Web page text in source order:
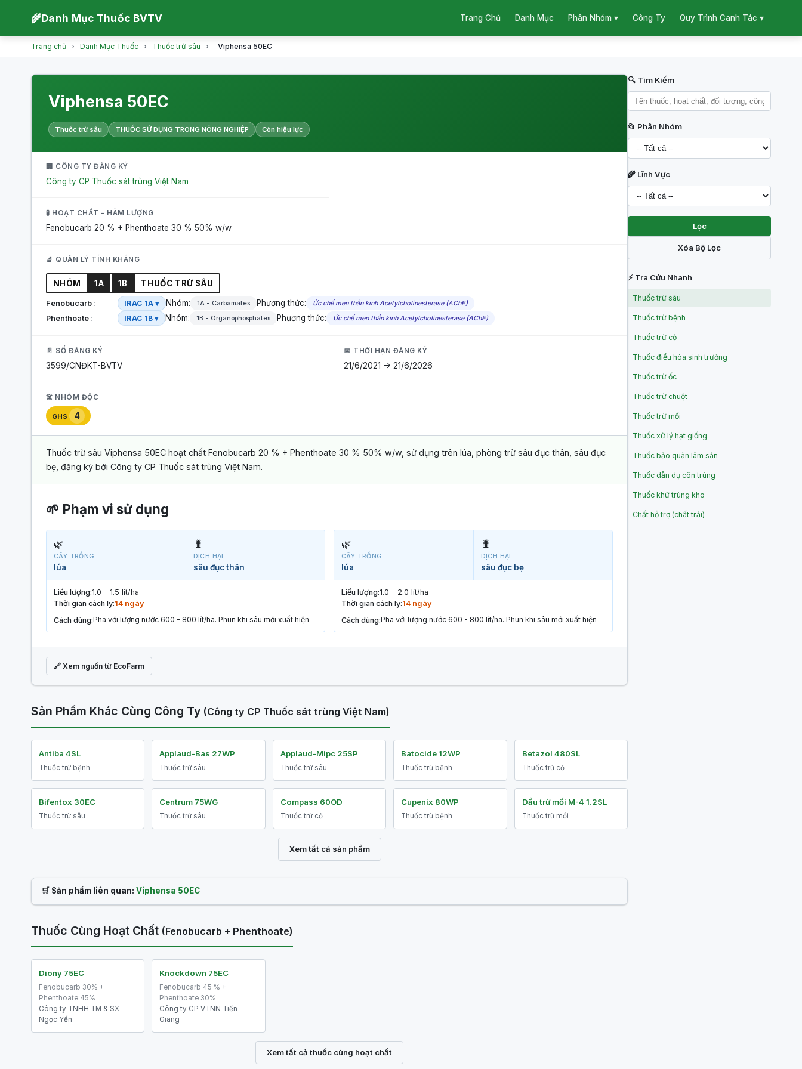
🌾Danh Mục Thuốc BVTV Trang Chủ Danh Mục Phân Nhóm ▾ Công Ty Quy Trình Canh Tác ▾
Trang chủ › Danh Mục Thuốc › Thuốc trừ sâu › Viphensa 50EC
Viphensa 50EC
Thuốc trừ sâu THUỐC SỬ DỤNG TRONG NÔNG NGHIỆP Còn hiệu lực
🏢 CÔNG TY ĐĂNG KÝ
Công ty CP Thuốc sát trùng Việt Nam
🧪 HOẠT CHẤT - HÀM LƯỢNG
Fenobucarb 20 % + Phenthoate 30 % 50% w/w
🔬 QUẢN LÝ TÍNH KHÁNG
NHÓM 1A 1B THUỐC TRỪ SÂU
Fenobucarb IRAC 1A ▾ Nhóm: 1A - Carbamates Phương thức: Ức chế men thần kinh Acetylcholinesterase (AChE)
Phenthoate IRAC 1B ▾ Nhóm: 1B - Organophosphates Phương thức: Ức chế men thần kinh Acetylcholinesterase (AChE)
📄 SỐ ĐĂNG KÝ
3599/CNĐKT-BVTV
📅 THỜI HẠN ĐĂNG KÝ
21/6/2021 -> 21/6/2026
☠️ NHÓM ĐỘC
GHS 4
Thuốc trừ sâu Viphensa 50EC hoạt chất Fenobucarb 20 % + Phenthoate 30 % 50% w/w, sử dụng trên lúa, phòng trừ sâu đục thân, sâu đục
bẹ, đăng ký bởi Công ty CP Thuốc sát trùng Việt Nam.
🌱 Phạm vi sử dụng
🌿
CÂY TRỒNG
lúa
🐛
DỊCH HẠI
sâu đục thân
Liều lượng:1.0 – 1.5 lít/ha
Thời gian cách ly:14 ngày
Cách dùng:Pha với lượng nước 600 - 800 lít/ha. Phun khi sâu mới xuất hiện
🌿
CÂY TRỒNG
lúa
🐛
DỊCH HẠI
sâu đục bẹ
Liều lượng:1.0 – 2.0 lít/ha
Thời gian cách ly:14 ngày
Cách dùng:Pha với lượng nước 600 - 800 lít/ha. Phun khi sâu mới xuất hiện
🔗 Xem nguồn từ EcoFarm
Sản Phẩm Khác Cùng Công Ty (Công ty CP Thuốc sát trùng Việt Nam)
Antiba 4SL
Thuốc trừ bệnh
Applaud-Bas 27WP
Thuốc trừ sâu
Applaud-Mipc 25SP
Thuốc trừ sâu
Batocide 12WP
Thuốc trừ bệnh
Betazol 480SL
Thuốc trừ cỏ
Bifentox 30EC
Thuốc trừ sâu
Centrum 75WG
Thuốc trừ sâu
Compass 60OD
Thuốc trừ cỏ
Cupenix 80WP
Thuốc trừ bệnh
Dầu trừ mối M-4 1.2SL
Thuốc trừ mối
Xem tất cả sản phẩm
🛒 Sản phẩm liên quan: Viphensa 50EC
Thuốc Cùng Hoạt Chất (Fenobucarb + Phenthoate)
Diony 75EC
Fenobucarb 30% +
Phenthoate 45%
Công ty TNHH TM & SX
Ngọc Yến
Knockdown 75EC
Fenobucarb 45 % +
Phenthoate 30%
Công ty CP VTNN Tiền
Giang
Xem tất cả thuốc cùng hoạt chất
🔍 Tìm Kiếm
📂 Phân Nhóm
🌾 Lĩnh Vực
Lọc
Xóa Bộ Lọc
⚡ Tra Cứu Nhanh
Thuốc trừ sâu
Thuốc trừ bệnh
Thuốc trừ cỏ
Thuốc điều hòa sinh trưởng
Thuốc trừ ốc
Thuốc trừ chuột
Thuốc trừ mối
Thuốc xử lý hạt giống
Thuốc bảo quản lâm sản
Thuốc dẫn dụ côn trùng
Thuốc khử trùng kho
Chất hỗ trợ (chất trải)